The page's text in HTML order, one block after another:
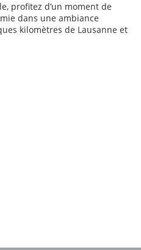
profitez d’un moment de
dans une ambiance
kilomètres de Lausanne et